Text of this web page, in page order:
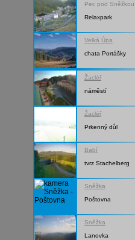
Pec pod Sněžkou
Relaxpark
Velká Úpa
chata Portášky
Žacléř
náměstí
Žacléř
Prkenný důl
Babí
tvrz Stachelberg
Sněžka
Poštovna
Sněžka
Lanovka